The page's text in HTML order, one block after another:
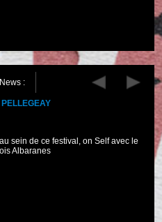
:
sein de ce festival, on Self avec le
Albaranes